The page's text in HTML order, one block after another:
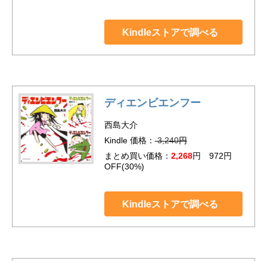
Kindleストアで調べる
ディエンビエンフー
西島大介
Kindle 価格： 3,240円
まとめ買い価格： 2,268円 972円
OFF(30%)
Kindleストアで調べる